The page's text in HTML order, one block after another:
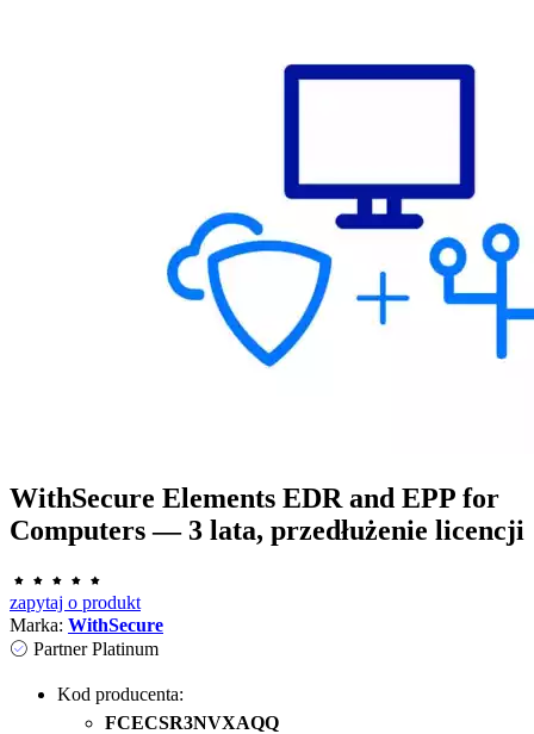
WithSecure Elements EDR and EPP for
Computers — 3 lata, przedłużenie licencji
zapytaj o produkt
Marka: WithSecure
Partner Platinum
Kod producenta:
FCECSR3NVXAQQ